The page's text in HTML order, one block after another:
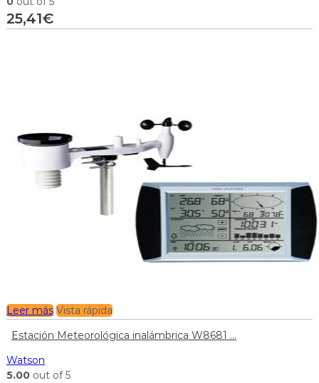
25,41€
Leer más Vista rápida
Estación Meteorológica inalámbrica W8681 ...
Watson
5.00 out of 5